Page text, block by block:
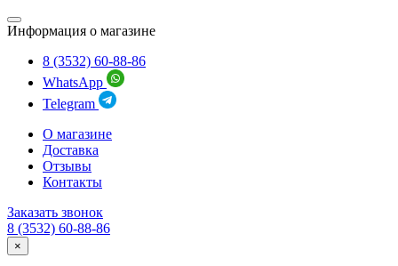
Информация о магазине
8 (3532) 60-88-86
WhatsApp
Telegram
О магазине
Доставка
Отзывы
Контакты
Заказать звонок
8 (3532) 60-88-86
×